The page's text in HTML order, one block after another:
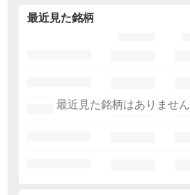
最近見た銘柄
最近見た銘柄はありません